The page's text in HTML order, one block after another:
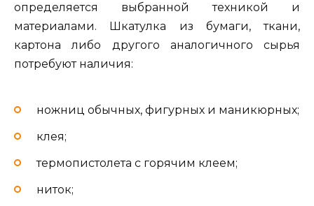
определяется выбранной техникой и
материалами. Шкатулка из бумаги, ткани,
картона либо другого аналогичного сырья
потребуют наличия:
ножниц обычных, фигурных и маникюрных;
клея;
термопистолета с горячим клеем;
ниток;